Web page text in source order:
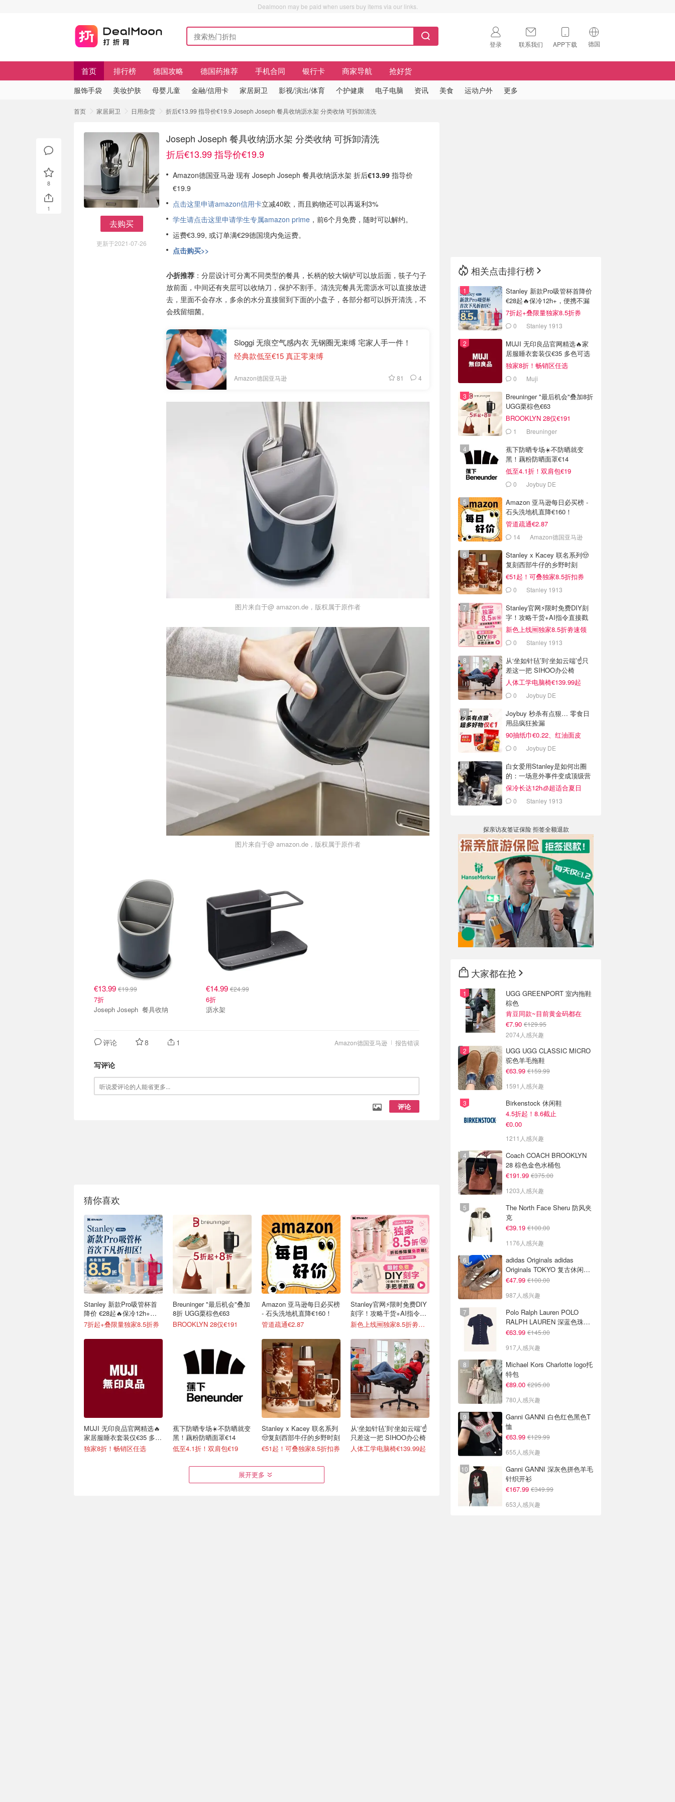
Dealmoon may be paid when users buy items via our links.
登录 联系我们 APP下载 德国
🇺🇸
首页 排行榜 德国攻略 德国药推荐 手机合同 银行卡 商家导航 抢好货
服饰手袋 美妆护肤 母婴儿童 金融/信用卡 家居厨卫 影视/演出/体育 个护健康 电子电脑 资讯 美食 运动户外 更多
首页 家居厨卫 日用杂货 折后€13.99 指导价€19.9 Joseph Joseph 餐具收纳沥水架 分类收纳 可拆卸清洗
去购买
更新于2021-07-26
Joseph Joseph 餐具收纳沥水架 分类收纳 可拆卸清洗
折后€13.99 指导价€19.9
Amazon德国亚马逊 现有 Joseph Joseph 餐具收纳沥水架 折后€13.99 指导价
€19.9
点击这里申请amazon信用卡立减40欧，而且购物还可以再返利3%
学生请点击这里申请学生专属amazon prime ，前6个月免费，随时可以解约。
运费€3.99, 或订单满€29德国境内免运费。
点击购买>>
小折推荐 ：分层设计可分离不同类型的餐具，长柄的较大锅铲可以放后面，筷子勺子
放前面，中间还有夹层可以收纳刀，保护不割手。清洗完餐具无需沥水可以直接放进
去，里面不会存水，多余的水分直接留到下面的小盘子，各部分都可以拆开清洗，不
会残留细菌。
Sloggi 无痕空气感内衣 无钢圈无束缚 宅家人手一件！
经典款低至€15 真正零束缚
Amazon德国亚马逊 81 4
图片来自于@ amazon.de，版权属于原作者
图片来自于@ amazon.de，版权属于原作者
€13.99 €19.99
7折
Joseph Joseph 餐具收纳
€14.99€24.99
6折
沥水架
报告错误
Amazon德国亚马逊
评论 8 1
写评论
评论
猜你喜欢
Stanley 新款Pro吸管杯首
降价 €28起🔥保冷12h+，
便携不漏水
7折起+叠限量独家8.5折券
MUJI 无印良品官网精选🔥
家居服睡衣套装仅€35 多色
可选
独家8折！畅销区任选
Breuninger "最后机会"叠加
8折 UGG栗棕色€63
BROOKLYN 28仅€191
蕉下防晒专场☀️不防晒就变
黑！藕粉防晒面罩€14
低至4.1折！双肩包€19
Amazon 亚马逊每日必买榜
- 石头洗地机直降€160！
管道疏通€2.87
Stanley x Kacey 联名系列
🤠复刻西部牛仔的乡野时刻
€51起！可叠独家8.5折扣券
Stanley官网⚡️限时免费DIY
刻字！攻略干货+AI指令直
接戳
新色上线🆓独家8.5折劵速领
从‘坐如针毡’到‘坐如云端’☝️
只差这一把 SIHOO办公椅
人体工学电脑椅€139.99起
展开更多
8
1
相关点击排行榜
Stanley 新款Pro吸管杯首降价
€28起🔥保冷12h+，便携不漏
水
7折起+叠限量独家8.5折券
0 Stanley 1913
MUJI 无印良品官网精选🔥家
居服睡衣套装仅€35 多色可选
独家8折！畅销区任选
0 Muji
Breuninger "最后机会"叠加8折
UGG栗棕色€63
BROOKLYN 28仅€191
1 Breuninger
蕉下防晒专场☀️不防晒就变
黑！藕粉防晒面罩€14
低至4.1折！双肩包€19
0 Joybuy DE
Amazon 亚马逊每日必买榜 -
石头洗地机直降€160！
管道疏通€2.87
14 Amazon德国亚马逊
Stanley x Kacey 联名系列🤠
复刻西部牛仔的乡野时刻
€51起！可叠独家8.5折扣券
0 Stanley 1913
Stanley官网⚡️限时免费DIY刻
字！攻略干货+AI指令直接戳
新色上线🆓独家8.5折劵速领
0 Stanley 1913
从‘坐如针毡’到‘坐如云端’☝️只
差这一把 SIHOO办公椅
人体工学电脑椅€139.99起
0 Joybuy DE
Joybuy 秒杀有点狠… 零食日
用品疯狂捡漏
90抽纸巾€0.22、红油面皮
€0.99
0 Joybuy DE
白女爱用Stanley是如何出圈
的：一场意外事件变成顶级营
销案例
保冷长达12h🧊超适合夏日
0 Stanley 1913
探亲访友签证保险 拒签全额退款
大家都在抢
UGG GREENPORT 室内拖鞋
棕色
肯豆同款~目前黄金码都在
€7.90 €129.95
2074人感兴趣
UGG UGG CLASSIC MICRO
驼色羊毛拖鞋
€63.99 €159.99
1591人感兴趣
Birkenstock 休闲鞋
4.5折起！8.6截止
€0.00
1211人感兴趣
Coach COACH BROOKLYN
28 棕色金色水桶包
€191.99 €375.00
1203人感兴趣
The North Face Sheru 防风夹
克
€39.19 €100.00
1176人感兴趣
adidas Originals adidas
Originals TOKYO 复古休闲鞋
深棕色
€47.99 €100.00
987人感兴趣
Polo Ralph Lauren POLO
RALPH LAUREN 深蓝色珠地
布 Polo衫
€63.99 €145.00
917人感兴趣
Michael Kors Charlotte logo托
特包
€89.00 €295.00
780人感兴趣
Ganni GANNI 白色红色黑色T
恤
€63.99 €129.99
655人感兴趣
Ganni GANNI 深灰色拼色羊毛
针织开衫
€167.99 €349.99
653人感兴趣